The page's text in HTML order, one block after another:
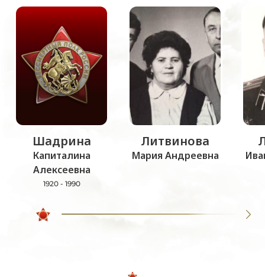
Шадрина
Капиталина
Алексеевна
1920 - 1990
Литвинова
Мария Андреевна